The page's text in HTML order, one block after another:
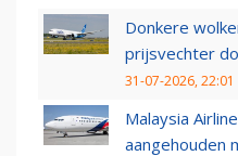
Donkere
prijsvechter
31-07-2026, 22:01
Malaysia
aangehouden